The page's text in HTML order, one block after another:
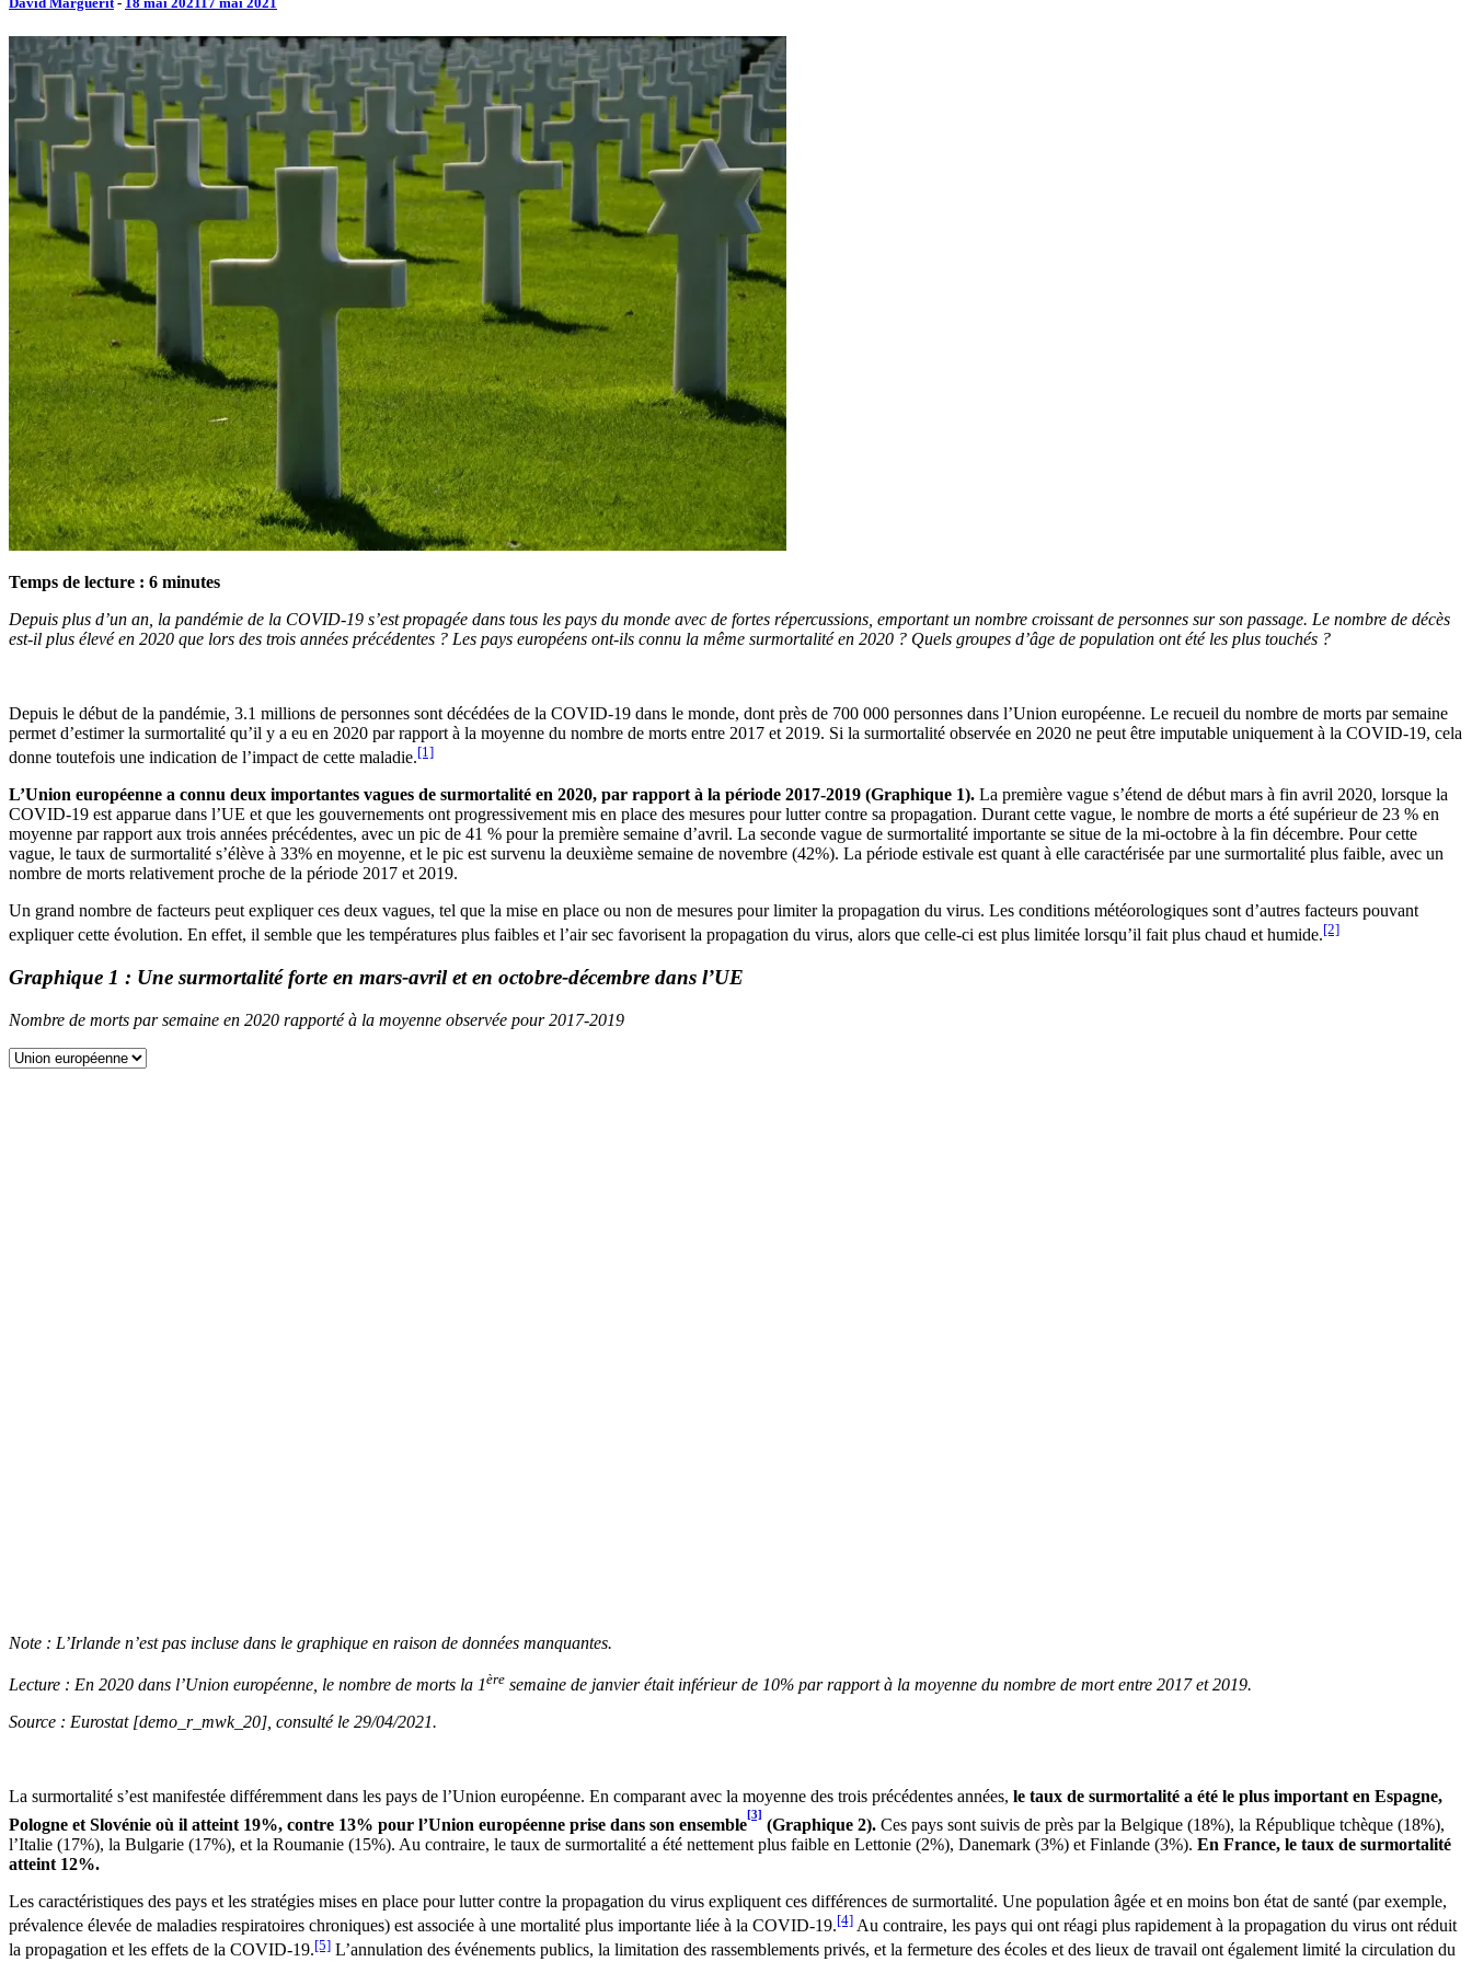
Temps de lecture : 6 minutes
Depuis plus d’un an, la pandémie de la COVID-19 s’est propagée dans tous les pays du monde avec de fortes répercussions, emportant un nombre croissant de personnes sur son passage. Le nombre de décès
est-il plus élevé en 2020 que lors des trois années précédentes ? Les pays européens ont-ils connu la même surmortalité en 2020 ? Quels groupes d’âge de population ont été les plus touchés ?
Depuis le début de la pandémie, 3.1 millions de personnes sont décédées de la COVID-19 dans le monde, dont près de 700 000 personnes dans l’Union européenne. Le recueil du nombre de morts par semaine
permet d’estimer la surmortalité qu’il y a eu en 2020 par rapport à la moyenne du nombre de morts entre 2017 et 2019. Si la surmortalité observée en 2020 ne peut être imputable uniquement à la COVID-19, cela
donne toutefois une indication de l’impact de cette maladie.[1]
L’Union européenne a connu deux importantes vagues de surmortalité en 2020, par rapport à la période 2017-2019 (Graphique 1). La première vague s’étend de début mars à fin avril 2020, lorsque la
COVID-19 est apparue dans l’UE et que les gouvernements ont progressivement mis en place des mesures pour lutter contre sa propagation. Durant cette vague, le nombre de morts a été supérieur de 23 % en
moyenne par rapport aux trois années précédentes, avec un pic de 41 % pour la première semaine d’avril. La seconde vague de surmortalité importante se situe de la mi-octobre à la fin décembre. Pour cette
vague, le taux de surmortalité s’élève à 33% en moyenne, et le pic est survenu la deuxième semaine de novembre (42%). La période estivale est quant à elle caractérisée par une surmortalité plus faible, avec un
nombre de morts relativement proche de la période 2017 et 2019.
Un grand nombre de facteurs peut expliquer ces deux vagues, tel que la mise en place ou non de mesures pour limiter la propagation du virus. Les conditions météorologiques sont d’autres facteurs pouvant
expliquer cette évolution. En effet, il semble que les températures plus faibles et l’air sec favorisent la propagation du virus, alors que celle-ci est plus limitée lorsqu’il fait plus chaud et humide.[2]
Graphique 1 : Une surmortalité forte en mars-avril et en octobre-décembre dans l’UE
Nombre de morts par semaine en 2020 rapporté à la moyenne observée pour 2017-2019
Note : L’Irlande n’est pas incluse dans le graphique en raison de données manquantes.
Lecture : En 2020 dans l’Union européenne, le nombre de morts la 1ère semaine de janvier était inférieur de 10% par rapport à la moyenne du nombre de mort entre 2017 et 2019.
Source : Eurostat [demo_r_mwk_20], consulté le 29/04/2021.
La surmortalité s’est manifestée différemment dans les pays de l’Union européenne. En comparant avec la moyenne des trois précédentes années, le taux de surmortalité a été le plus important en Espagne,
Pologne et Slovénie où il atteint 19%, contre 13% pour l’Union européenne prise dans son ensemble
[3]
(Graphique 2). Ces pays sont suivis de près par la Belgique (18%), la République tchèque (18%),
l’Italie (17%), la Bulgarie (17%), et la Roumanie (15%). Au contraire, le taux de surmortalité a été nettement plus faible en Lettonie (2%), Danemark (3%) et Finlande (3%). En France, le taux de surmortalité
atteint 12%.
Les caractéristiques des pays et les stratégies mises en place pour lutter contre la propagation du virus expliquent ces différences de surmortalité. Une population âgée et en moins bon état de santé (par exemple,
prévalence élevée de maladies respiratoires chroniques) est associée à une mortalité plus importante liée à la COVID-19.[4] Au contraire, les pays qui ont réagi plus rapidement à la propagation du virus ont réduit
la propagation et les effets de la COVID-19.[5] L’annulation des événements publics, la limitation des rassemblements privés, et la fermeture des écoles et des lieux de travail ont également limité la circulation du